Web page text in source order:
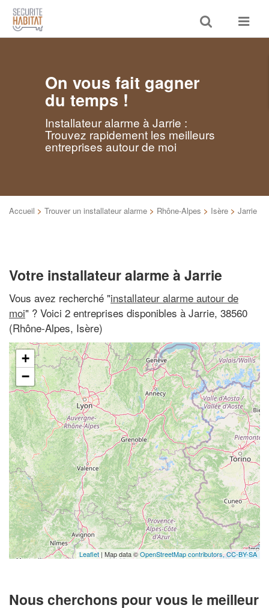
Toggle
search
Toggle
On vous fait gagner
du temps !
Installateur alarme à Jarrie :
Trouvez rapidement les meilleurs
entreprises autour de moi
Accueil > Trouver un installateur alarme > Rhône-Alpes > Isère > Jarrie
Votre installateur alarme à Jarrie
Vous avez recherché "installateur alarme autour de
moi" ? Voici 2 entreprises disponibles à Jarrie, 38560
(Rhône-Alpes, Isère)
+
−
Leaflet | Map data ©OpenStreetMap contributors,CC-BY-SA
Nous cherchons pour vous le meilleur